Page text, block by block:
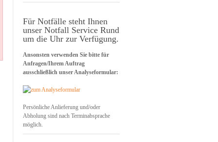
Für Notfälle steht Ihnen
unser Notfall Service Rund
um die Uhr zur Verfügung.
Ansonsten verwenden Sie bitte für
Anfragen/Ihrem Auftrag
ausschließlich unser Analyseformular:
Persönliche Anlieferung und/oder
Abholung sind nach Terminabsprache
möglich.